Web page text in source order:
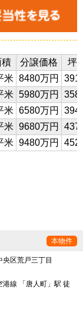
積 分譲価格
坪
米 8480万円
391
米 5980万円
358
米 6580万円
394
米 9680万円
437
米 9480万円
452
本物件
央区荒戸三丁目
港線 「唐人町」駅 徒